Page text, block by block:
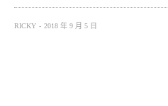
RICKY 2018 年 9 月 5 日